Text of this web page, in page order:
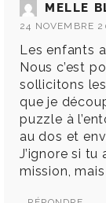
MELLE
24 NOVEMBRE
Les enfants
Nous c’est
sollicitons
que je
puzzle à
au dos et
J’ignore si
mission,